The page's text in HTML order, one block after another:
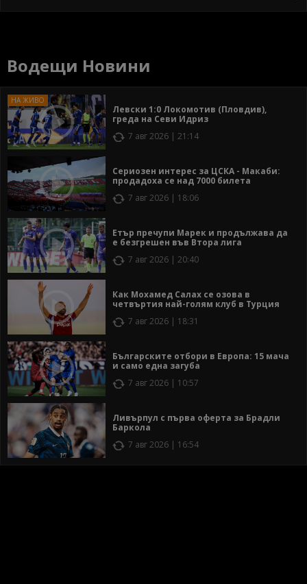
Водещи Новини
Левски 1:0 Локомотив (Пловдив),
греда на Севи Идриз
7 авг 2026 | 21:14
Сериозен интерес за ЦСКА - Макаби:
продадоха се над 7000 билета
7 авг 2026 | 18:06
Етър пречупи Марек и продължава да
е безгрешен във Втора лига
7 авг 2026 | 20:40
Как Мохамед Салах се озова в
четвъртия най-голям клуб в Турция
7 авг 2026 | 18:31
Българските отбори в Европа: 15 мача
и само една загуба
7 авг 2026 | 10:57
Ливърпул с първа оферта за Брадли
Баркола
7 авг 2026 | 16:54